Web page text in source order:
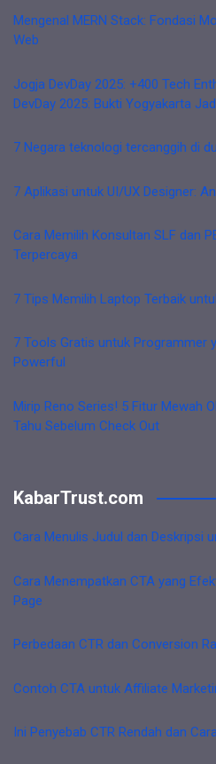
Mengenal MERN Stack: Fondasi
Web
Jogja DevDay 2025: +400 Tech
DevDay 2025: Bukti Yogyakarta
7 Negara teknologi tercanggih di
7 Aplikasi untuk UI/UX Designer:
Cara Memilih Konsultan SLF dan
Terpercaya
7 Tips Memilih Laptop Terbaik
7 Tools Gratis untuk Programmer
Powerful
Mirip Reno Series! 5 Fitur Mewah
Tahu Sebelum Check Out
KabarTrust.com
Cara Menulis Judul dan Deskripsi
Cara Menempatkan CTA yang
Page
Perbedaan CTR dan Conversion
Contoh CTA untuk Affiliate
Ini Penyebab CTR Rendah dan